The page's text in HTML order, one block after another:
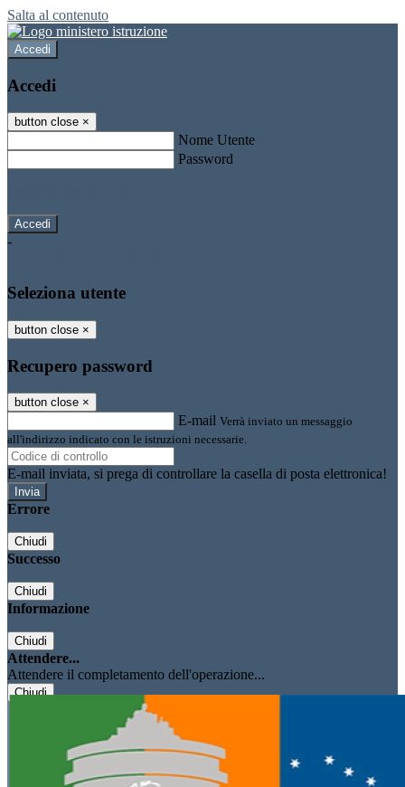
Salta al contenuto
Accedi
Accedi
button close ×
Nome Utente
Password
-
Seleziona utente
button close ×
Recupero password
button close ×
E-mail Verrà inviato un messaggio
all'indirizzo indicato con le istruzioni necessarie.
E-mail inviata, si prega di controllare la casella di posta elettronica!
Errore
Chiudi
Successo
Chiudi
Informazione
Chiudi
Attendere...
Attendere il completamento dell'operazione...
Chiudi